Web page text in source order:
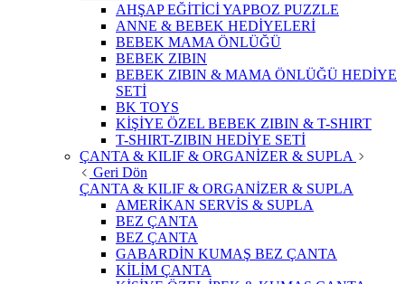
AHŞAP EĞİTİCİ YAPBOZ PUZZLE
ANNE & BEBEK HEDİYELERİ
BEBEK MAMA ÖNLÜĞÜ
BEBEK ZIBIN
BEBEK ZIBIN & MAMA ÖNLÜĞÜ HEDİYE
SETİ
BK TOYS
KİŞİYE ÖZEL BEBEK ZIBIN & T-SHIRT
T-SHIRT-ZIBIN HEDİYE SETİ
ÇANTA & KILIF & ORGANİZER & SUPLA
Geri Dön
ÇANTA & KILIF & ORGANİZER & SUPLA
AMERİKAN SERVİS & SUPLA
BEZ ÇANTA
BEZ ÇANTA
GABARDİN KUMAŞ BEZ ÇANTA
KİLİM ÇANTA